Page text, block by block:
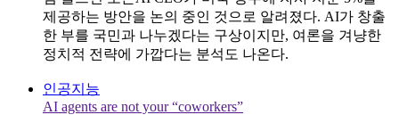
제공하는 방안을 논의 중인 것으로 알려졌다. AI가 창출
한 부를 국민과 나누겠다는 구상이지만, 여론을 겨냥한
정치적 전략에 가깝다는 분석도 나온다.
인공지능
AI agents are not your “coworkers”